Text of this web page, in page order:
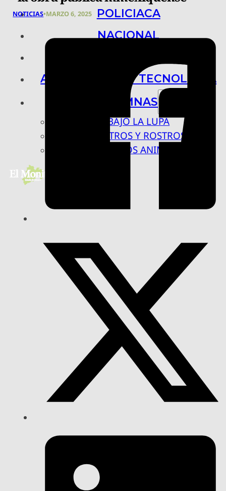
POLICIACA
NACIONAL
ARTE, CIENCIA Y TECNOLOGÍA
COLUMNAS
BAJO LA LUPA
RASTROS Y ROSTROS
VÍNCULOS ANIMALES
NOTICIAS•MARZO 6, 2025